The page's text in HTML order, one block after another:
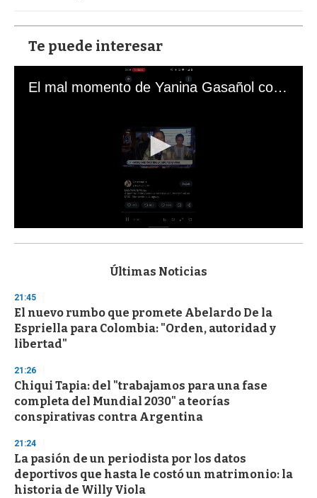
Te puede interesar
El mal momento de Yanina Gasañol con un hincha argentino en "Subrayado"
s
d
s
o
f
3
s
e
c
o
n
Últimas Noticias
21:45
El nuevo rumbo que promete Abelardo De la
Espriella para Colombia: "Orden, autoridad y
libertad"
21:26
Chiqui Tapia: del "trabajamos para una fase
completa del Mundial 2030" a teorías
conspirativas contra Argentina
21:24
La pasión de un periodista por los datos
deportivos que hasta le costó un matrimonio: la
historia de Willy Viola